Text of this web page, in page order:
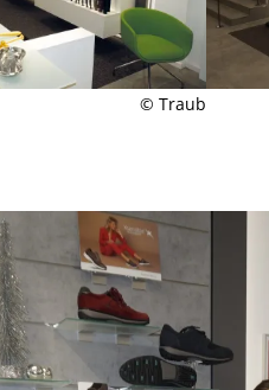
© Traub